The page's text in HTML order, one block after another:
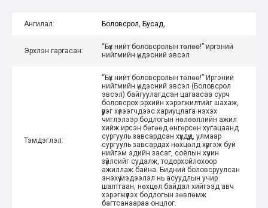
Ангилал: Боловсрол, Бусад,
Эрхлэн гаргасан:
“Бүх нийт боловсролын төлөө!” иргэний
нийгмийн үндэсний эвсэл
Тэмдэглэл:
“Бүх нийт боловсролын төлөө!” Иргэний
нийгмийн үндэсний эвсэл (Боловсрол
эвсэл) байгуулагдсан цагаасаа сурч
боловсрох эрхийн хэрэгжилтийг шахаж,
үүрэг хүлээгчдээс хариуцлага нэхэх
чиглэлээр бодлогын нөлөөллийн ажил
хийж ирсэн бөгөөд өнгөрсөн хугацаанд
сургууль завсардсан хүүхдүүд, улмаар
сургууль завсардах нөхцөлд хүргэж буй
нийгэм эдийн засаг, соёлын хүчин
зүйлсийг судалж, тодорхойлохоор
ажиллаж байна. Бидний боловсруулсан
энэхүү мэдээлэл нь асуудлын учир
шалтгаан, нөхцөл байдал хийгээд авч
хэрэгжүүлэх бодлогын зөвлөмж
багтсанаараа онцлог.